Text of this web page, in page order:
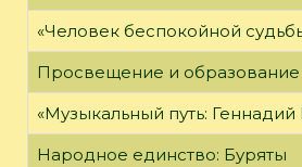
«Человек беспокойной
Просвещение и образование
«Музыкальный путь:
Народное единство: Буряты